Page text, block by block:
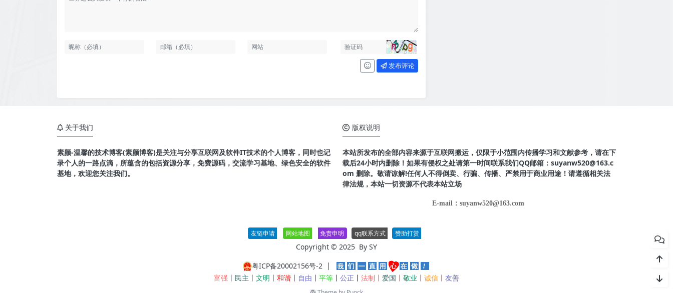
发布评论
关于我们
素颜-温馨的技术博客(素颜博客)是关注与分享互联网及软件IT技术的个人博客，同时也记
录个人的一路点滴，所蕴含的包括资源分享，免费源码，交流学习基地、绿色安全的软件
基地，欢迎您关注我们。
版权说明
本站所发布的全部内容来源于互联网搬运，仅限于小范围内传播学习和文献参考，请在下
载后24小时内删除！如果有侵权之处请第一时间联系我们QQ邮箱：suyanw520@163.c
om 删除。敬请谅解!任何人不得倒卖、行骗、传播、严禁用于商业用途！请遵循相关法
律法规，本站一切资源不代表本站立场
E-mail：suyanw520@163.com
友链申请 网站地图 免责申明 qq联系方式 赞助打赏
Copyright © 2025 By SY
粤ICP备20002156号-2 |
富强 丨 民主 丨 文明 丨 和谐 丨 自由 丨 平等 丨 公正 丨 法制丨 爱国 丨 敬业 丨 诚信 丨 友善